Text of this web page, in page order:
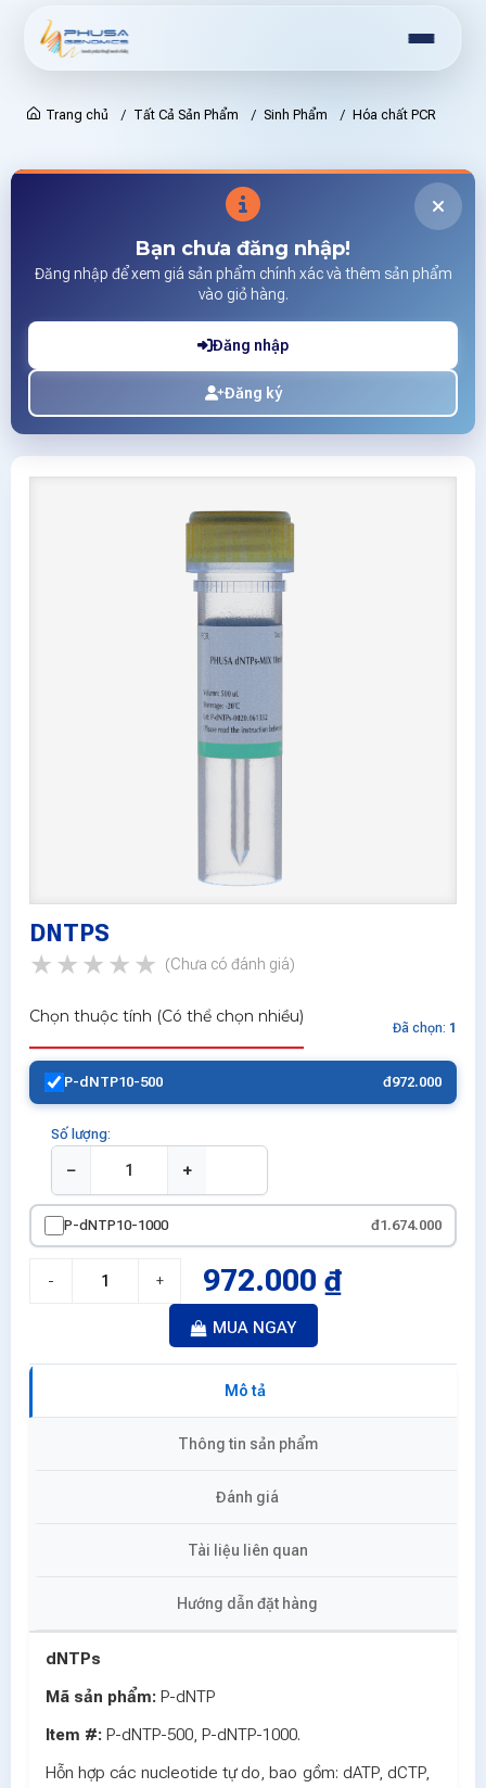
Trang chủ Tất Cả Sản Phẩm Sinh Phẩm Hóa chất PCR
Bạn chưa đăng nhập!
Đăng nhập để xem giá sản phẩm chính xác và thêm sản phẩm
vào giỏ hàng.
Đăng nhập
Đăng ký
DNTPS
(Chưa có đánh giá)
Chọn thuộc tính (Có thể chọn nhiều)
Đã chọn: 1
P-dNTP10-500 đ972.000
Số lượng:
− +
P-dNTP10-1000 đ1.674.000
- + 972.000 ₫
MUA NGAY
Mô tả
Thông tin sản phẩm
Đánh giá
Tài liệu liên quan
Hướng dẫn đặt hàng
dNTPs
Mã sản phẩm: P-dNTP
Item #: P-dNTP-500, P-dNTP-1000.
Hỗn hợp các nucleotide tự do, bao gồm: dATP, dCTP,